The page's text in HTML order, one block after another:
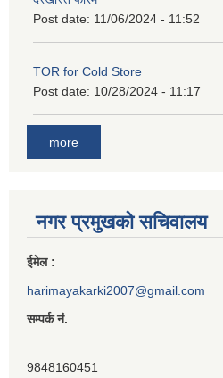
Post date: 11/06/2024 - 11:52
TOR for Cold Store
Post date: 10/28/2024 - 11:17
more
नगर प्रमुखको सचिवालय
ईमेल :
harimayakarki2007@gmail.com
सम्पर्क नं.
9848160451